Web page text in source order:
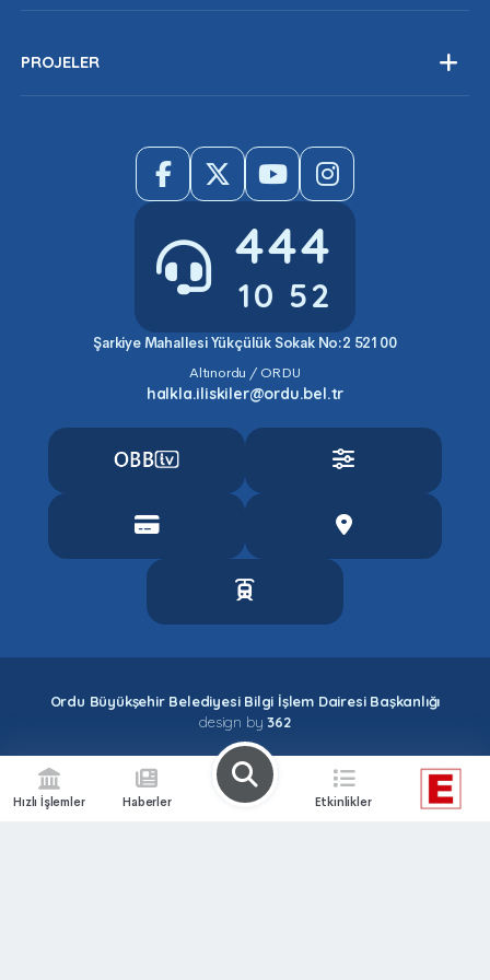
Nüfus Bilgileri
PROJELER
Devam Eden Projeler
444
10 52
Şarkiye Mahallesi Yükçülük Sokak No:2 52100
Altınordu / ORDU
halkla.iliskiler@ordu.bel.tr
Ordu Büyükşehir Belediyesi Bilgi İşlem Dairesi Başkanlığı
design by362
Hızlı İşlemler Haberler Etkinlikler